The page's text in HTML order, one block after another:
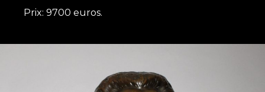
Prix: 9700 euros.